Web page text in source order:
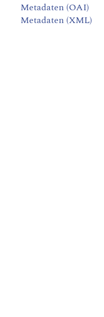
Metadaten (OAI)
Metadaten (XML)